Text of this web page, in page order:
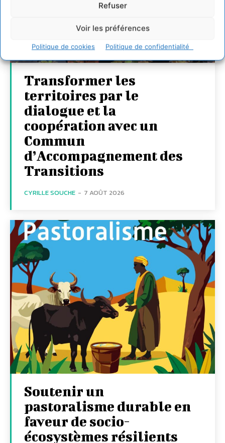
Refuser
Voir les préférences
Politique de cookies Politique de confidentialité
Transformer les
territoires par le
dialogue et la
coopération avec un
Commun
d’Accompagnement des
Transitions
CYRILLE SOUCHE - 7 AOÛT 2026
Soutenir un
pastoralisme durable en
faveur de socio-
écosystèmes résilients